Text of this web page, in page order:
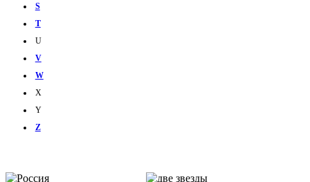
S
T
U
V
W
X
Y
Z